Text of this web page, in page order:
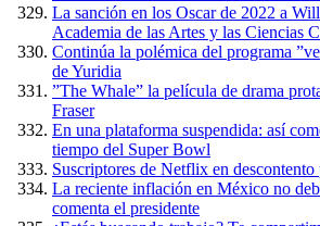
La sanción en los Oscar de 2022 a
Academia de las Artes y las Ciencias
Continúa la polémica del programa
de Yuridia
”The Whale” la película de drama
Fraser
En una plataforma suspendida: así
tiempo del Super Bowl
Suscriptores de Netflix en
La reciente inflación en México no
comenta el presidente